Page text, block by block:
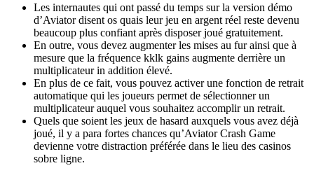
Les internautes qui ont passé du temps sur la version démo
d’Aviator disent os quais leur jeu en argent réel reste devenu
beaucoup plus confiant après disposer joué gratuitement.
En outre, vous devez augmenter les mises au fur ainsi que à
mesure que la fréquence kklk gains augmente derrière un
multiplicateur in addition élevé.
En plus de ce fait, vous pouvez activer une fonction de retrait
automatique qui les joueurs permet de sélectionner un
multiplicateur auquel vous souhaitez accomplir un retrait.
Quels que soient les jeux de hasard auxquels vous avez déjà
joué, il y a para fortes chances qu’Aviator Crash Game
devienne votre distraction préférée dans le lieu des casinos
sobre ligne.